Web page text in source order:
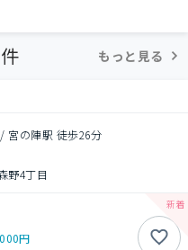
もっと見る
宮の陣駅 徒歩26分
野4丁目
円